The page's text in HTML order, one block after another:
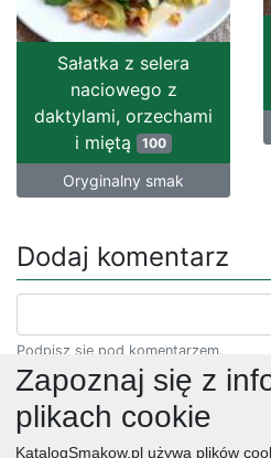
Sałatka z selera
naciowego z
daktylami, orzechami
i miętą 100
Oryginalny smak
Dodaj komentarz
Podpisz się pod komentarzem.
Zapoznaj się z
plikach cookie
KatalogSmakow.pl używa plików